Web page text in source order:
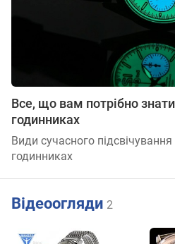
Все, що вам потрібно
годинниках
Види сучасного
годинниках
Відеоогляди 2